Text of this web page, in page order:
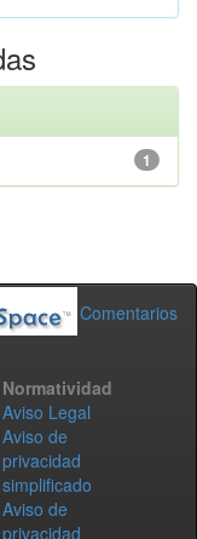
1
Comentarios
Normatividad
Aviso Legal
Aviso de
privacidad
simplificado
Aviso de
privacidad